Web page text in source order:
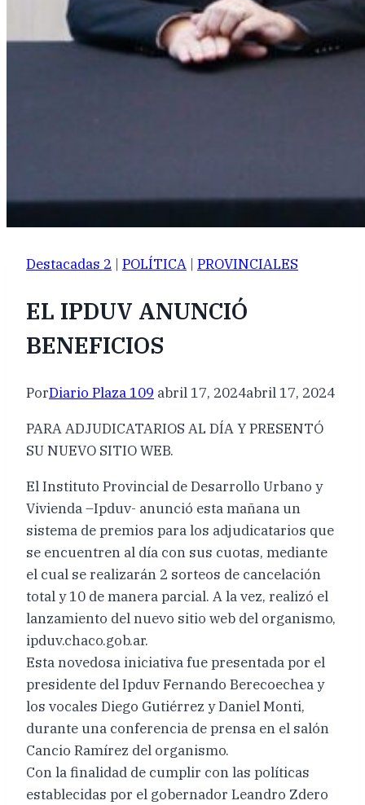
Destacadas 2 | POLÍTICA | PROVINCIALES
EL IPDUV ANUNCIÓ
BENEFICIOS
PorDiario Plaza 109 abril 17, 2024abril 17, 2024
PARA ADJUDICATARIOS AL DÍA Y PRESENTÓ
SU NUEVO SITIO WEB.
El Instituto Provincial de Desarrollo Urbano y
Vivienda –Ipduv- anunció esta mañana un
sistema de premios para los adjudicatarios que
se encuentren al día con sus cuotas, mediante
el cual se realizarán 2 sorteos de cancelación
total y 10 de manera parcial. A la vez, realizó el
lanzamiento del nuevo sitio web del organismo,
ipduv.chaco.gob.ar.
Esta novedosa iniciativa fue presentada por el
presidente del Ipduv Fernando Berecoechea y
los vocales Diego Gutiérrez y Daniel Monti,
durante una conferencia de prensa en el salón
Cancio Ramírez del organismo.
Con la finalidad de cumplir con las políticas
establecidas por el gobernador Leandro Zdero